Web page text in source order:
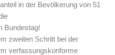
in der Bevölkerung von 51
Bundestag!
zweiten Schritt bei der
verfassungskonforme